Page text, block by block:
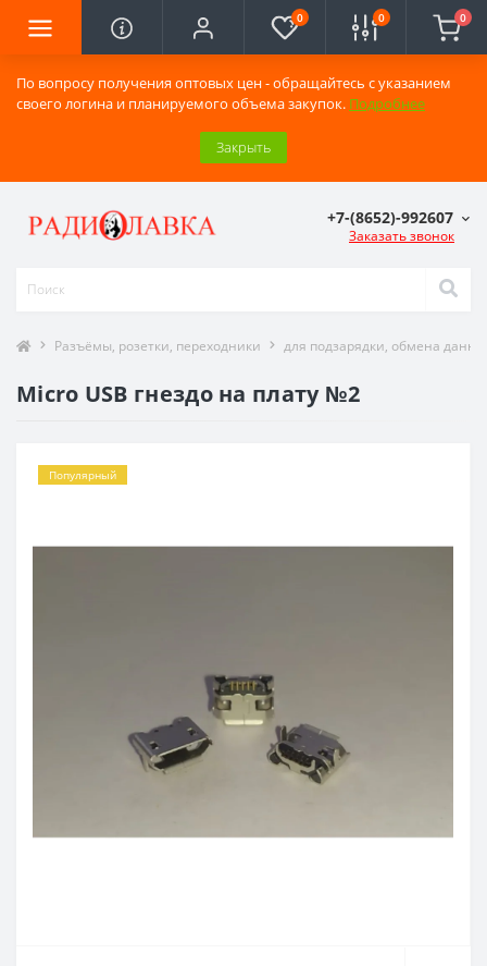
По вопросу получения оптовых цен - обращайтесь с указанием
своего логина и планируемого объема закупок. Подробнее
Закрыть
0 0 0
+7-(8652)-992607
Заказать звонок
Разъёмы, розетки, переходники для подзарядки, обмена
Micro USB гнездо на плату №2
Популярный